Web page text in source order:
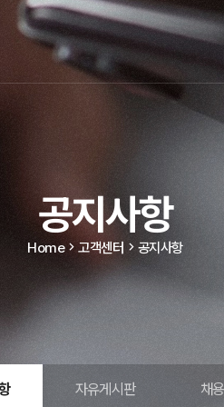
공지사항
Home 고객센터 공지사항
자유게시판 채